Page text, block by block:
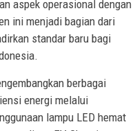
aspek operasional dengan
ini menjadi bagian dari
standar baru bagi
berbagai
energi melalui
lampu LED hemat